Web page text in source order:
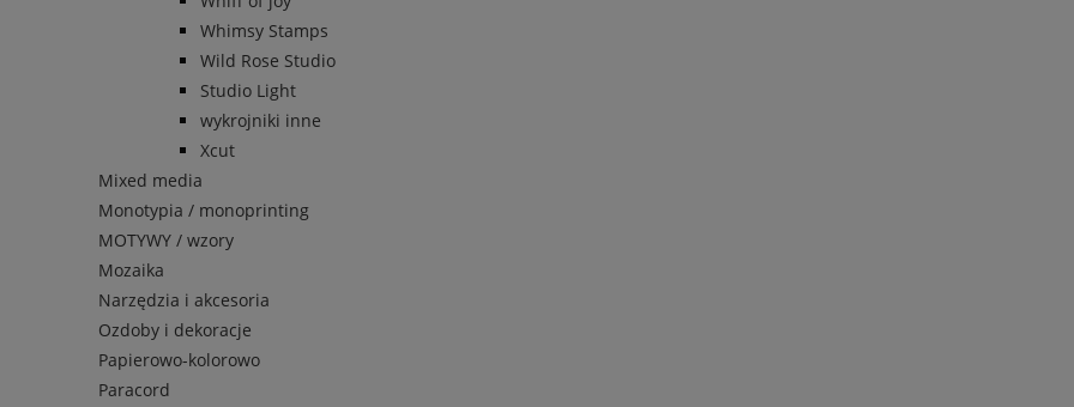
Whimsy Stamps
Wild Rose Studio
Studio Light
wykrojniki inne
Xcut
Mixed media
Monotypia / monoprinting
MOTYWY / wzory
Mozaika
Narzędzia i akcesoria
Ozdoby i dekoracje
Papierowo-kolorowo
Paracord